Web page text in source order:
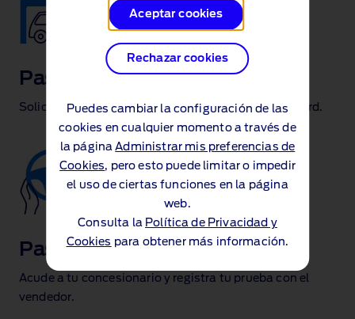
Aceptar cookies
Rechazar cookies
Puedes cambiar la configuración de las
cookies en cualquier momento a través de
la páginaAdministrar mis preferencias de
Cookies, pero esto puede limitar o impedir
el uso de ciertas funciones en la página
web.
Consulta la Política de Privacidad y
Cookies para obtener más información.
Paso 1
Solicita una prueba Ford en algún concesionario Ford.
Paso 2
Acude a tu concesionario y registra tu prueba con el
vendedor.